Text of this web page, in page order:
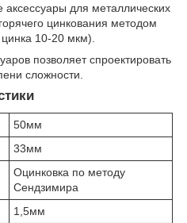
для металлических
цинкования методом
10-20 мкм).
позволяет спроектировать
сложности.
50мм
33мм
Оцинковка по методу
Сендзимира
1,5мм